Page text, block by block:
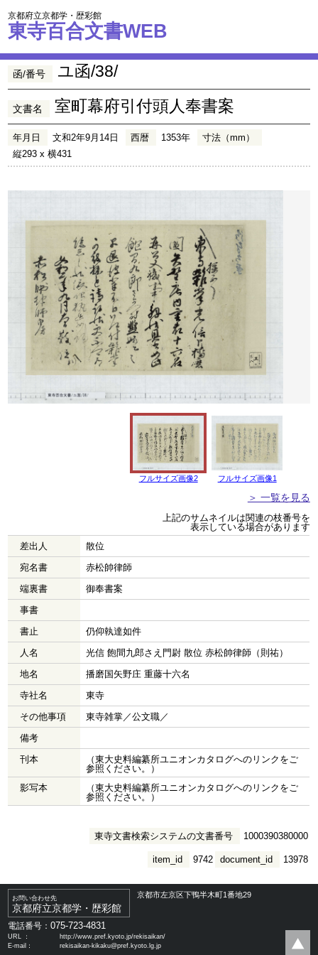
京都府立京都学・歴彩館
東寺百合文書WEB
函/番号 ユ函/38/
文書名 室町幕府引付頭人奉書案
年月日 文和2年9月14日 西暦 1353年
寸法（mm）
縦293 x 横431
フルサイズ画像2 フルサイズ画像1
＞ 一覧を見る
上記のサムネイルは関連の枝番号を
表示している場合があります
差出人
散位
宛名書
赤松帥律師
端裏書
御奉書案
事書
書止
仍仰執達如件
人名
光信 飽間九郎さえ門尉 散位 赤松帥律師（則祐）
地名
播磨国矢野庄 重藤十六名
寺社名
東寺
その他事項
東寺雑掌／公文職／
備考
刊本
（東大史料編纂所ユニオンカタログへのリンクをご
参照ください。）
影写本
（東大史料編纂所ユニオンカタログへのリンクをご
参照ください。）
東寺文書検索システムの文書番号 1000390380000
document_id 13978
item_id 9742
お問い合わせ先
京都府立京都学・歴彩館
京都市左京区下鴨半木町1番地29
電話番号：075-723-4831
URL ：
http://www.pref.kyoto.jp/rekisaikan/
E-mail：
rekisaikan-kikaku@pref.kyoto.lg.jp